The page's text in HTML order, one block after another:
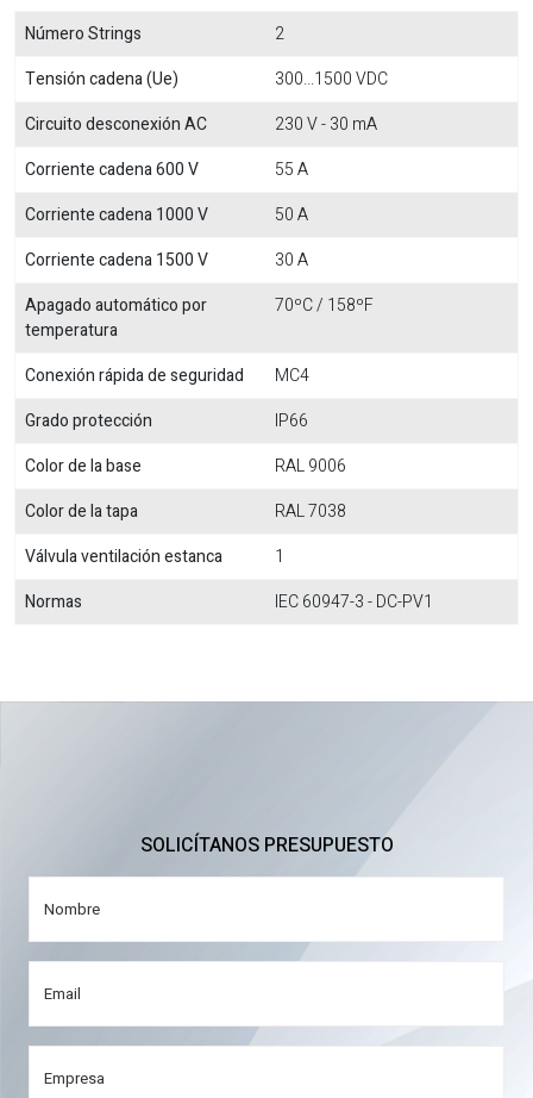
Número Strings
2
Tensión cadena (Ue)
300...1500 VDC
Circuito desconexión AC
230 V - 30 mA
Corriente cadena 600 V
55 A
Corriente cadena 1000 V
50 A
Corriente cadena 1500 V
30 A
Apagado automático por
temperatura
70ºC / 158ºF
Conexión rápida de seguridad
MC4
Grado protección
IP66
Color de la base
RAL 9006
Color de la tapa
RAL 7038
Válvula ventilación estanca
1
Normas
IEC 60947-3 - DC-PV1
SOLICÍTANOS PRESUPUESTO